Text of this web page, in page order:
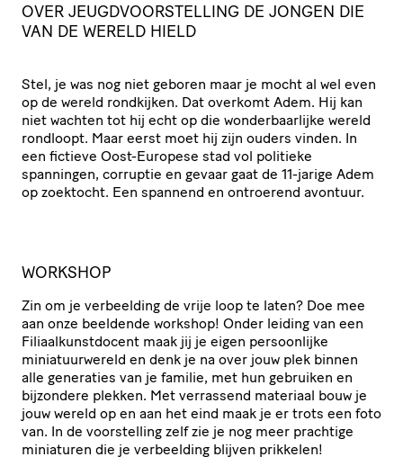
OVER JEUGDVOORSTELLING DE JONGEN DIE
VAN DE WERELD HIELD
Stel, je was nog niet geboren maar je mocht al wel even
op de wereld rondkijken. Dat overkomt Adem. Hij kan
niet wachten tot hij echt op die wonderbaarlijke wereld
rondloopt. Maar eerst moet hij zijn ouders vinden. In
een fictieve Oost-Europese stad vol politieke
spanningen, corruptie en gevaar gaat de 11-jarige Adem
op zoektocht. Een spannend en ontroerend avontuur.
WORKSHOP
Zin om je verbeelding de vrije loop te laten? Doe mee
aan onze beeldende workshop! Onder leiding van een
Filiaalkunstdocent maak jij je eigen persoonlijke
miniatuurwereld en denk je na over jouw plek binnen
alle generaties van je familie, met hun gebruiken en
bijzondere plekken. Met verrassend materiaal bouw je
jouw wereld op en aan het eind maak je er trots een foto
van. In de voorstelling zelf zie je nog meer prachtige
miniaturen die je verbeelding blijven prikkelen!